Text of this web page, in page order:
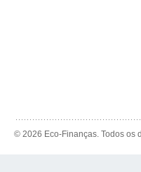
© 2026 Eco-Finanças. Todos os